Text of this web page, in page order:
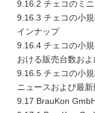
9.16.2 チェコのミ
9.16.3 チェコの小
インナップ
9.16.4 チェコの小
おける販売台数お
9.16.5 チェコの小
ニュースおよび最新
9.17 BrauKon